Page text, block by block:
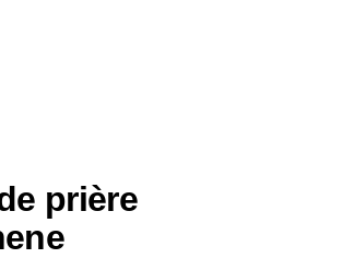
prière